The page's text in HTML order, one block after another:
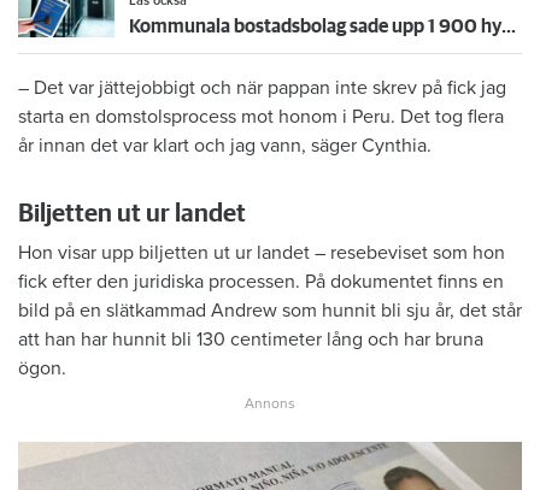
Kommunala bostadsbolag sade upp 1 900 hyresgäster i hyresnämnden – toppen på ett isberg
– Det var jättejobbigt och när pappan inte skrev på fick jag
starta en domstolsprocess mot honom i Peru. Det tog flera
år innan det var klart och jag vann, säger Cynthia.
Biljetten ut ur landet
Hon visar upp biljetten ut ur landet – resebeviset som hon
fick efter den juridiska processen. På dokumentet finns en
bild på en slätkammad Andrew som hunnit bli sju år, det står
att han har hunnit bli 130 centimeter lång och har bruna
ögon.